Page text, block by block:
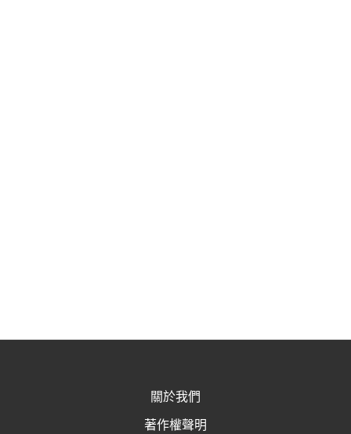
關於我們
著作權聲明